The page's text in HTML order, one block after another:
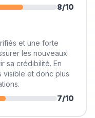
8/10
et une forte
les nouveaux
sa crédibilité. En
visible et donc plus
7/10